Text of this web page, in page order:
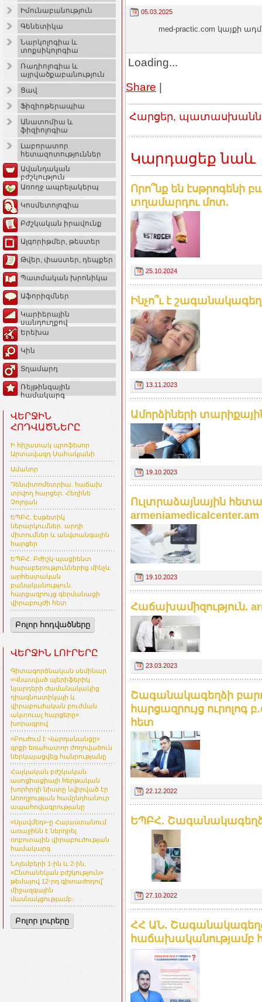
Իմունաբանություն
Գենետիկա
Նարկոլոգիա և
տոքսիկոլոգիա
Ռադիոլոգիա և
այրվածքաբանություն
Ցավ
Ֆիզիոթերապիա
Անատոմիա և
ֆիզիոլոգիա
Լաբորատոր
հետազոտություններ
Ավանդական
բժշկություն
Առողջ ապրելակերպ
Կոսմետոլոգիա
Բժշկական իրավունք
Ալգորիթմեր, թեստեր
Թվեր, փաստեր, դեպքեր
Պատմական խրոնիկա
Աֆորիզմներ
Կարիերային
սանդուղքով
Երեխա
Կին
Տղամարդ
Ռեյթինգային
համակարգ
ՎԵՐՋԻՆ
ՀՈԴՎԱԾՆԵՐԸ
Ի հիշատակ պրոֆեսոր
Արտավազդ Սահակյանի
Ամանոր
Դենսիտոմետրիա. հաճախ
տրվող հարցեր. Հեղինե
Չոլոյան
ԵՊԲՀ. Էսթետիկ
ներարկումներ. արդի
միտումներ և անվտանգային
հարցեր
ԵՊԲՀ. Բժիշկ-պացիենտ
հարաբերություններից մինչև
արհեստական
բանականություն.
հարցազրույց գերմանացի
վիրաբույժի հետ
Բոլոր հոդվածները
ՎԵՐՋԻՆ ԼՈՒՐԵՐԸ
Գիտագործնական սեմինար
«Վնասված պերիֆերիկ
նյարդերի ժամանակակից
դիագնոստիկայի և
վիրաբուժական բուժման
ակտուալ հարցերը»
խորագրով
«Բուժում է Վարդանանցը»
գրքի եռահատոր ժողովածուն
ներկայացվեց հանրությանը
Հայկական բժշկական
ասոցիացիայի հերթական
խորհրդի նիստը նվիրված էր
Առողջության համընդհանուր
ապահովագրությանը
«Սլավմեդ»-ը Հայաստանում
առաջինն է ներդրել
ռոբոտային վիրաբուժության
համակարգ
Նոյեմբերի 1-ին և 2-ին,
«Ընտանեկան բժշկություն»
թեմայով 12-րդ գիտաժողով՝
միջազգային
մասնակցությամբ։
Բոլոր լուրերը
05.03.2025
med-practic.com կայքի
Loading...
Share |
Հարցեր,
Կարդացեք նաև
Որո՞նք են
տղամարդու մոտ.
25.10.2024
Ինչո՞ւ է
13.11.2023
Ամորձիների
19.10.2023
Ուլտրաձայնային
armeniamedicalcenter.am
19.10.2023
Հաճախամիզություն.
23.03.2023
Շագանակագեղձի
հարցազրույց ուրոլոգ
հետ
22.12.2022
ԵՊԲՀ.
27.10.2022
ՀՀ ԱՆ.
հաճախականությամբ